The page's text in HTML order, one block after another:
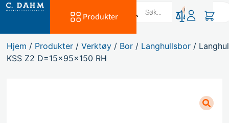
Produkter
0
Hjem / Produkter /Verktøy / Bor / Langhullsbor /
KSS Z2 D=15x95x150 RH